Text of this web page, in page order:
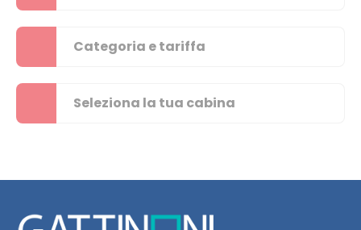
Categoria e tariffa
Seleziona la tua cabina